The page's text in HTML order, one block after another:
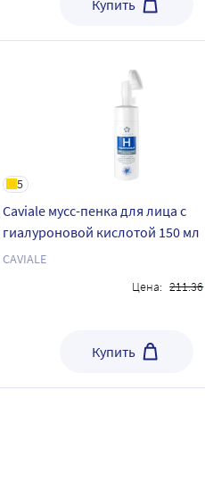
Купить
5
Caviale мусс-пенка для лица с
гиалуроновой кислотой 150 мл
CAVIALE
Цена: 211.36
Купить